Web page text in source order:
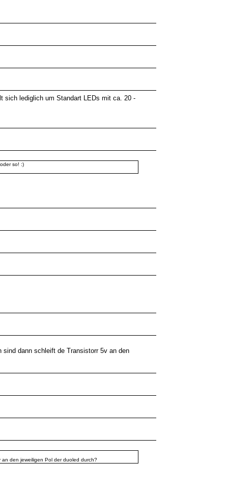
sich lediglich um Standart LEDs mit ca. 20 -
so! :)
dann schleift de Transistorr 5v an den
den jeweiligen Pol der duoled durch?